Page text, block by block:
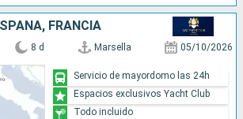
FRANCIA
8 d Marsella 05/10/2026
Servicio de mayordomo las 24h
Espacios exclusivos Yacht Club
Todo incluido